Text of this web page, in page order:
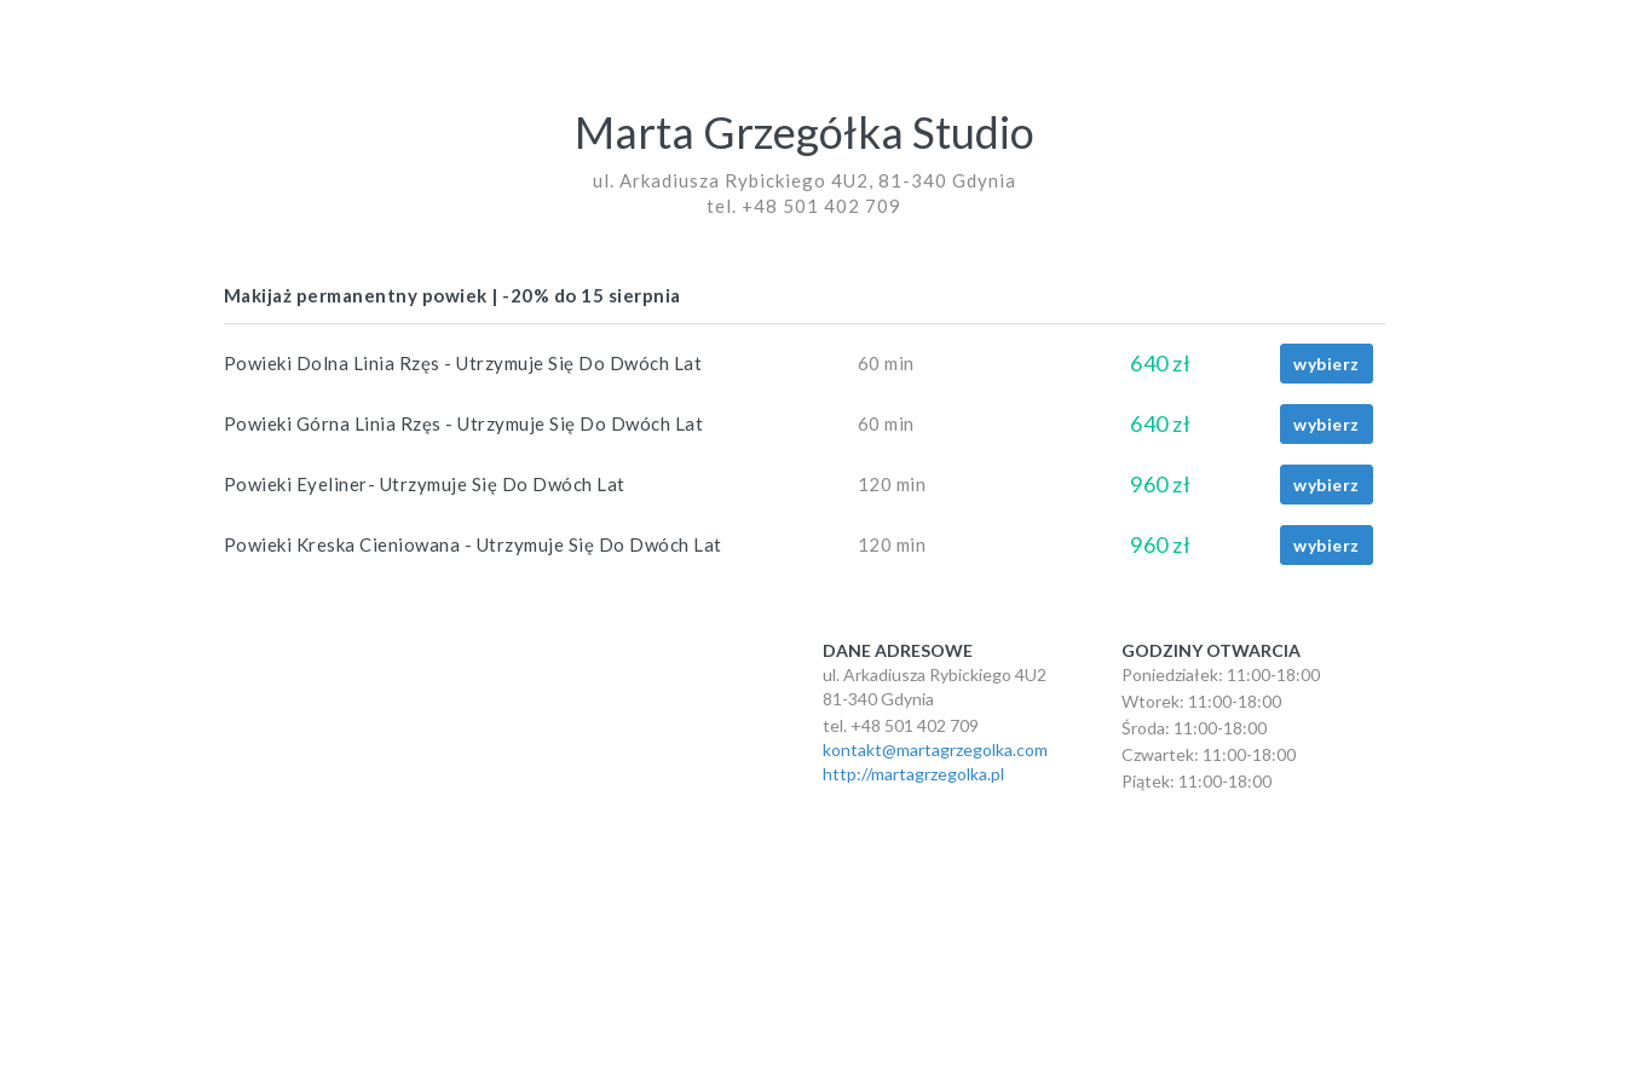
Marta Grzegółka Studio
ul. Arkadiusza Rybickiego 4U2, 81-340 Gdynia
tel. +48 501 402 709
Makijaż permanentny powiek | -20% do 15 sierpnia
Powieki Dolna Linia Rzęs - Utrzymuje Się Do Dwóch Lat 60 min 640 zł wybierz
Powieki Górna Linia Rzęs - Utrzymuje Się Do Dwóch Lat 60 min 640 zł wybierz
Powieki Eyeliner- Utrzymuje Się Do Dwóch Lat 120 min 960 zł wybierz
Powieki Kreska Cieniowana - Utrzymuje Się Do Dwóch Lat 120 min 960 zł wybierz
DANE ADRESOWE
ul. Arkadiusza Rybickiego 4U2
81-340 Gdynia
tel. +48 501 402 709
kontakt@martagrzegolka.com
http://martagrzegolka.pl
GODZINY OTWARCIA
Poniedziałek: 11:00-18:00
Wtorek: 11:00-18:00
Środa: 11:00-18:00
Czwartek: 11:00-18:00
Piątek: 11:00-18:00